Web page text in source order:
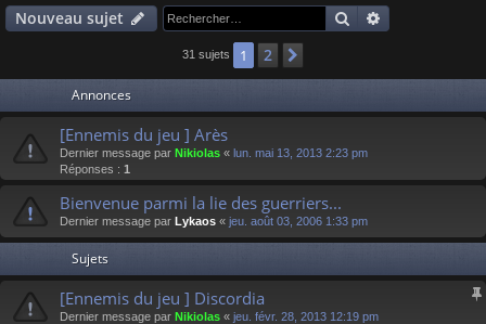
e
Nouveau sujet Rechercher
31 sujets 1 2
Annonces
[Ennemis du jeu ] Arès
Dernier message par Nikiolas « lun. mai 13, 2013 2:23 pm
Réponses : 1
Bienvenue parmi la lie des guerriers...
Dernier message par Lykaos « jeu. août 03, 2006 1:33 pm
Sujets
[Ennemis du jeu ] Discordia
Dernier message par Nikiolas « jeu. févr. 28, 2013 12:19 pm